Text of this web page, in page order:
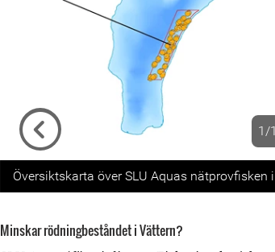
1/1
Previous
Översiktskarta över SLU Aquas nätprovfisken
Minskar rödningbeståndet i Vättern?